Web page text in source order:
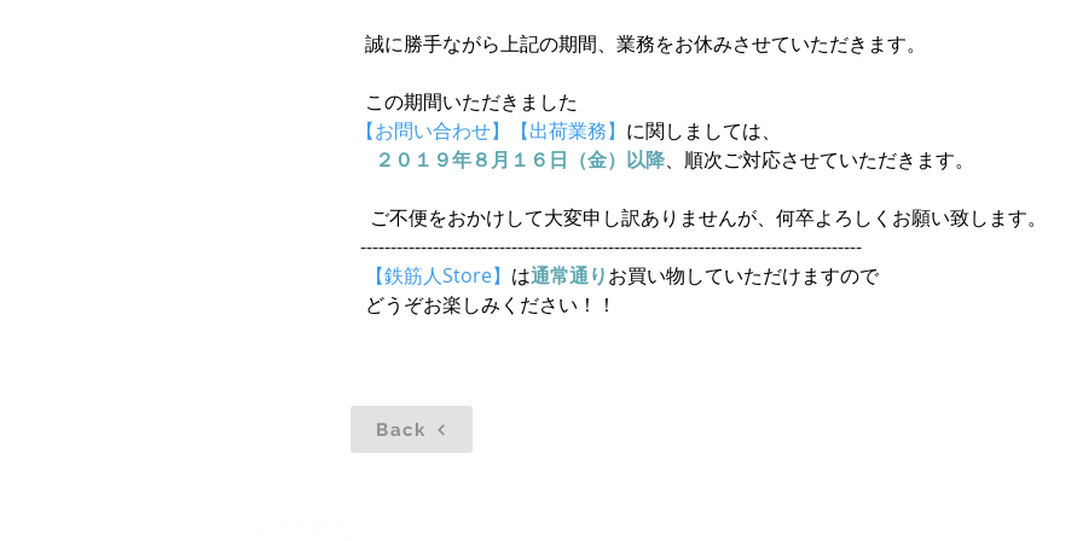
誠に勝手ながら上記の期間、業務をお休みさせていただきます。
この期間いただきました
【お問い合わせ】【出荷業務】 に関しましては、
２０１９年８月１６日（金）以降、 順次ご対応させていただきます。
ご不便をおかけして大変申し訳ありませんが、何卒よろしくお願い致します。
-----------------------------------------------------------------------------------
【鉄筋人Store】 は通常通りお買い物していただけますので
どうぞお楽しみください！！
Back